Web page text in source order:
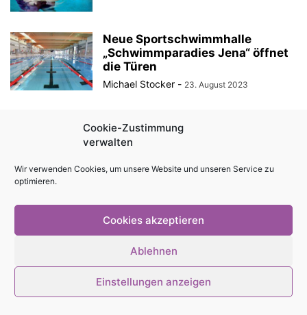
Cookie-Zustimmung
verwalten
Wir verwenden Cookies, um unsere Website und unseren Service zu
optimieren.
Cookies akzeptieren
Ablehnen
Einstellungen anzeigen
Neue Sportschwimmhalle
„Schwimmparadies Jena“ öffnet
die Türen
Michael Stocker - 23. August 2023
Kontakt Magazin als PDF